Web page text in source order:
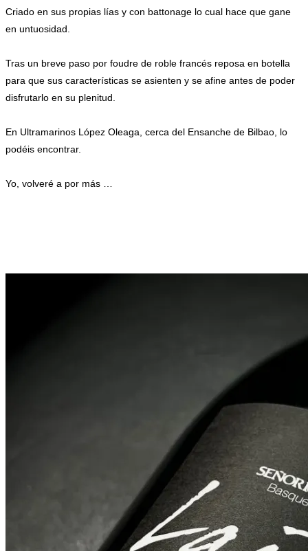
Criado en sus propias lías y con battonage lo cual hace que gane
en untuosidad.
Tras un breve paso por foudre de roble francés reposa en botella
para que sus características se asienten y se afine antes de poder
disfrutarlo en su plenitud.
En Ultramarinos López Oleaga, cerca del Ensanche de Bilbao, lo
podéis encontrar.
Yo, volveré a por más …